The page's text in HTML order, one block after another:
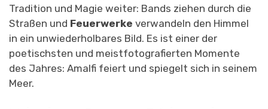
Tradition und Magie weiter: Bands ziehen durch die
Straßen und Feuerwerke verwandeln den Himmel
in ein unwiederholbares Bild. Es ist einer der
poetischsten und meistfotografierten Momente
des Jahres: Amalfi feiert und spiegelt sich in seinem
Meer.